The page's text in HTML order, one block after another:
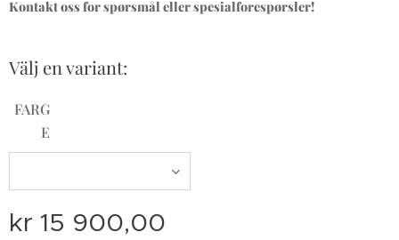
Kontakt oss for spørsmål eller spesialforespørsler!
Välj en variant:
FARG
E
kr 15 900,00